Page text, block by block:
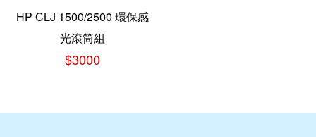
HP CLJ 1500/2500 環保感
光滾筒組
$3000